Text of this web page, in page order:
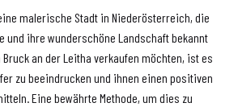
malerische Stadt in Niederösterreich, die
ihre wunderschöne Landschaft bekannt
Bruck an der Leitha verkaufen möchten, ist es
zu beeindrucken und ihnen einen positiven
Eine bewährte Methode, um dies zu